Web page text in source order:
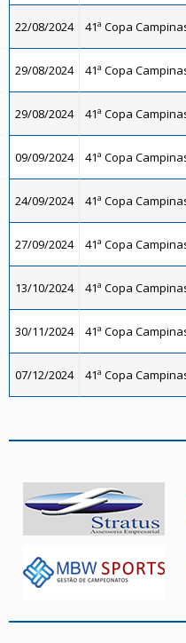
22/08/2024 41ª Copa
29/08/2024 41ª Copa
29/08/2024 41ª Copa
09/09/2024 41ª Copa
24/09/2024 41ª Copa
27/09/2024 41ª Copa
13/10/2024 41ª Copa
30/11/2024 41ª Copa
07/12/2024 41ª Copa